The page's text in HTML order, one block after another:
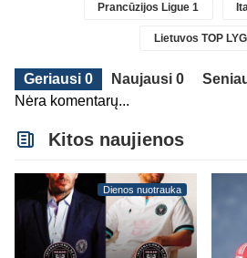
Prancūzijos Ligue 1
Lietuvos TOP
Geriausi 0 Naujausi 0
Nėra komentarų...
Kitos naujienos
Dienos nuotrauka